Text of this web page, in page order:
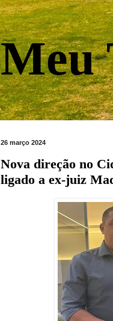
Meu
26 março 2024
Nova direção no
ligado a ex-juiz